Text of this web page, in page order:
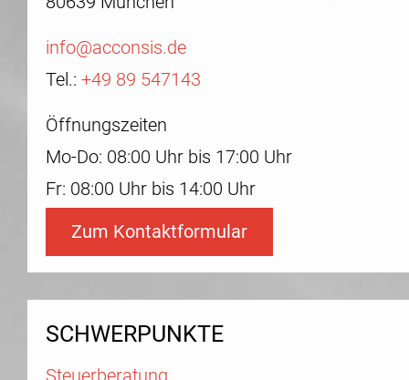
info@acconsis.de
Tel.: +49 89 547143
Öffnungszeiten
Mo-Do: 08:00 Uhr bis 17:00 Uhr
Fr: 08:00 Uhr bis 14:00 Uhr
Zum Kontaktformular
SCHWERPUNKTE